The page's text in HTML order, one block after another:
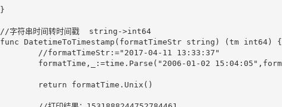
}
//字符串时间转时间戳  string->int64
func DatetimeToTimestamp(formatTimeStr string) (tm int64) {